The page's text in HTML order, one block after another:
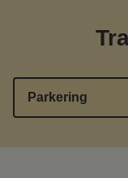
Parkering